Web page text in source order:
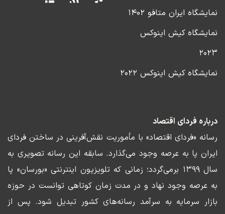
نمایشگاه ایران متافو ۱۴۰۲
نمایشگاه کیش اینوکس
۲۰۲۳
نمایشگاه کیش اینوکس ۲۰۲۲
درباره فردای اقتصاد
رسانه «فردای اقتصاد» با مأموریت نقش‌آفرینی در ساختن فردای
ایران پا به عرصه وجود می‌گذارد. سابقه این رسانه تصویری به
سال ۱۳۹۹ برمی‌گردد؛ زمانی که تلویزیون اینترنتی «بورسان» پا
به عرصه وجود نهاد و در مدت زمان کوتاهی توانست در حوزه
بازار سرمایه به سرآمد رسانه‌های کشور تبدیل شود. پس از